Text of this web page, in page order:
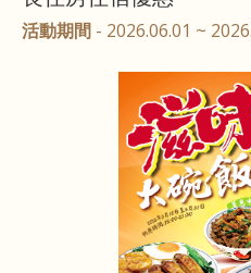
活動期間 - 2026.06.01 ~